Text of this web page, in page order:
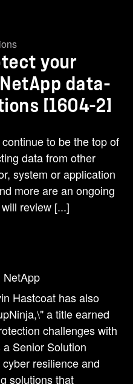
your
data-
[1604-2]
to be the top of
data from other
system or application
more are an ongoing
review [...]
NetApp
Hastcoat has also
a title earned
challenges with
Senior Solution
resilience and
solutions that